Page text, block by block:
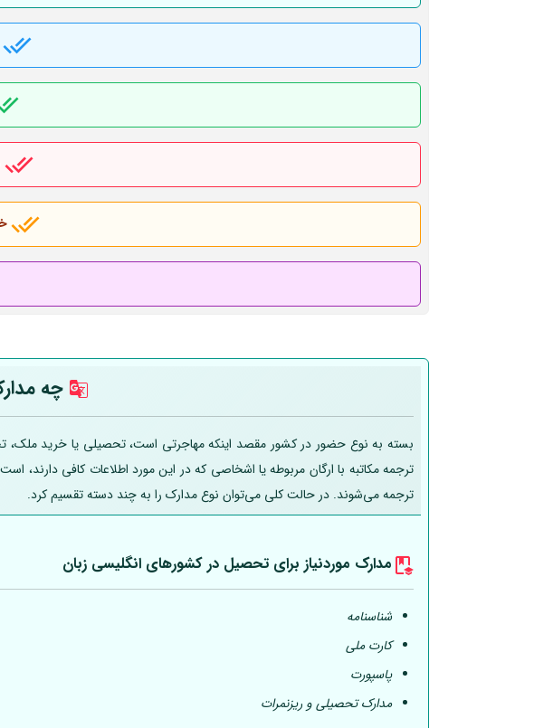
چه
بسته به نوع حضور در کشور مقصد اینکه مهاجرتی است، تحصیلی یا خرید ملک،
ترجمه مکاتبه با ارگان مربوطه یا اشخاصی که در این مورد اطلاعات کافی دارند،
ترجمه می‌شوند. در حالت کلی می‌توان نوع مدارک را به چند دسته تقسیم کرد.
مدارک موردنیاز برای تحصیل در کشورهای انگلیسی زبان
شناسنامه
کارت ملی
پاسپورت
مدارک تحصیلی و ریزنمرات